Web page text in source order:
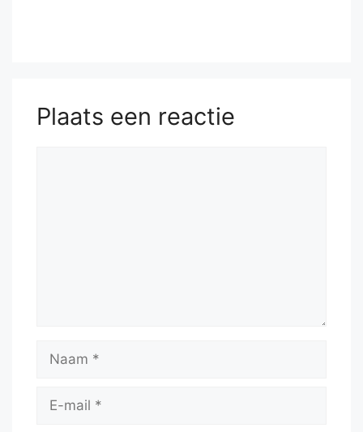
Plaats een reactie
Naam